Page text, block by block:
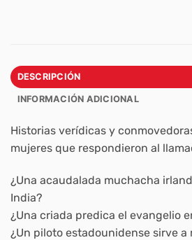
DESCRIPCIÓN
INFORMACIÓN ADICIONAL
Historias verídicas y
mujeres que respondieron al
¿Una acaudalada muchacha
India?
¿Una criada predica el evangelio
¿Un piloto estadounidense sirve a